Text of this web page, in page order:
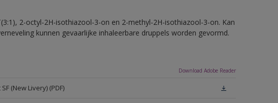
2-octyl-2H-isothiazool-3-on en 2-methyl-2H-isothiazool-3-on. Kan
kunnen gevaarlijke inhaleerbare druppels worden gevormd.
Download Adobe Reader
(New Livery) (PDF)